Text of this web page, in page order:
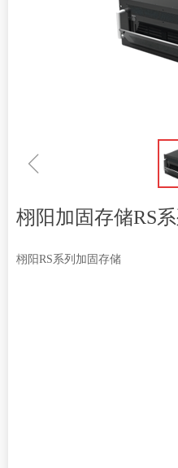
ꁆ
栩阳加固存储RS
栩阳RS系列加固存储